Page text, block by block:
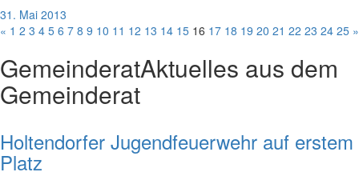
31. Mai 2013
« 1 2 3 4 5 6 7 8 9 10 11 12 13 14 15 16 17 18 19 20 21 22 23 24 25 »
GemeinderatAktuelles aus dem
Gemeinderat
Holtendorfer Jugendfeuerwehr auf erstem
Platz